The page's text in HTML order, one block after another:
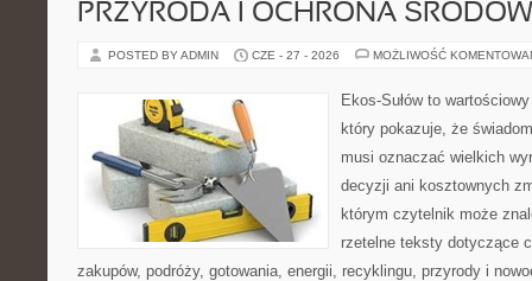
PRZYRODA I OCHRONA
POSTED BY ADMIN CZE - 27 - 2026 MOŻLIWOŚĆ
Ekos-Sułów to
który pokazuje, że
musi oznaczać wielkich
decyzji ani kosztownych
którym czytelnik może
rzetelne teksty dotyczące
zakupów, podróży, gotowania, energii, recyklingu, przyrody i